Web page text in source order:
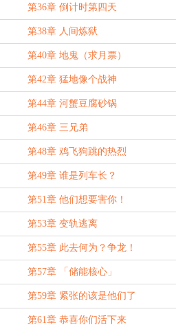
第36章 倒计时第四天
第38章 人间炼狱
第40章 地鬼（求月票）
第42章 猛地像个战神
第44章 河蟹豆腐砂锅
第46章 三兄弟
第48章 鸡飞狗跳的热烈
第49章 谁是列车长？
第51章 他们想要害你！
第53章 变轨逃离
第55章 此去何为？争龙！
第57章 「储能核心」
第59章 紧张的该是他们了
第61章 恭喜你们活下来